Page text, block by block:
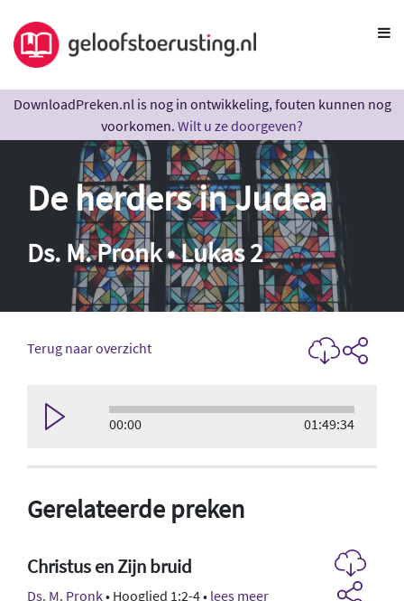
DownloadPreken.nl is nog in ontwikkeling, fouten kunnen nog
voorkomen. Wilt u ze doorgeven?
De herders in Judea
Ds. M. Pronk • Lukas 2
Terug naar overzicht
00:00 01:49:34
Gerelateerde preken
Christus en Zijn bruid
Ds. M. Pronk• Hooglied 1:2-4 • lees meer